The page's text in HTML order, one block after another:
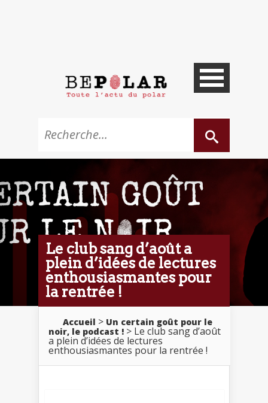
Le club sang d’août a
plein d’idées de lectures
enthousiasmantes pour
la rentrée !
Accueil > Un certain goût pour le
noir, le podcast ! > Le club sang d’août
a plein d’idées de lectures
enthousiasmantes pour la rentrée !